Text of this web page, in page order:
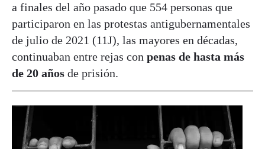
a finales del año pasado que 554 personas que
participaron en las protestas antigubernamentales
de julio de 2021 (11J), las mayores en décadas,
continuaban entre rejas con penas de hasta más
de 20 años de prisión.